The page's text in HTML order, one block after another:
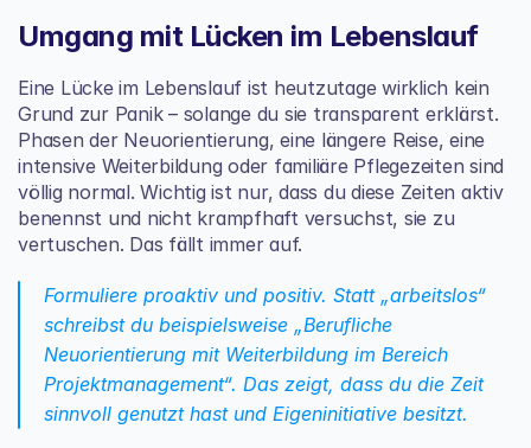
Umgang mit Lücken im Lebenslauf
Eine Lücke im Lebenslauf ist heutzutage wirklich kein
Grund zur Panik – solange du sie transparent erklärst.
Phasen der Neuorientierung, eine längere Reise, eine
intensive Weiterbildung oder familiäre Pflegezeiten sind
völlig normal. Wichtig ist nur, dass du diese Zeiten aktiv
benennst und nicht krampfhaft versuchst, sie zu
vertuschen. Das fällt immer auf.
Formuliere proaktiv und positiv. Statt „arbeitslos“
schreibst du beispielsweise „Berufliche
Neuorientierung mit Weiterbildung im Bereich
Projektmanagement“. Das zeigt, dass du die Zeit
sinnvoll genutzt hast und Eigeninitiative besitzt.